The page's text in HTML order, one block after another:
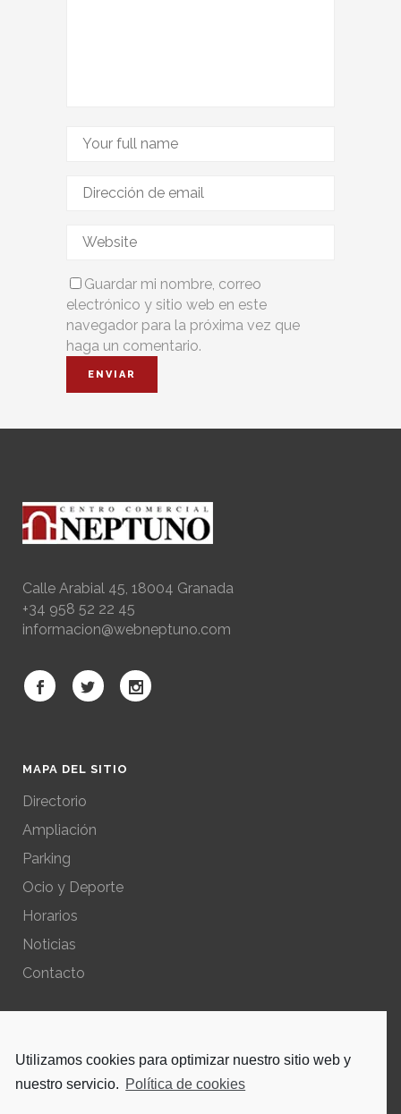
Utilizamos cookies para optimizar nuestro sitio web y
nuestro servicio. Política de cookies
Guardar mi nombre, correo
electrónico y sitio web en este
navegador para la próxima vez que
haga un comentario.
Calle Arabial 45, 18004 Granada
+34 958 52 22 45
informacion@webneptuno.com
MAPA DEL SITIO
Directorio
Ampliación
Parking
Ocio y Deporte
Horarios
Noticias
Contacto
Política de privacidad – Aviso Legal